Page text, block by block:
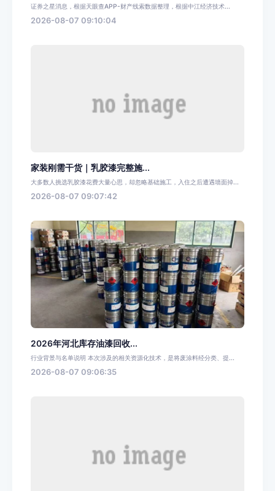
证券之星消息，根据天眼查APP-财产线索数据整理，根据中江经济技术...
2026-08-07 09:10:04
家装刚需干货｜乳胶漆完整施...
大多数人挑选乳胶漆花费大量心思，却忽略基础施工，入住之后遭遇墙面掉...
2026-08-07 09:07:42
2026年河北库存油漆回收...
行业背景与名单说明 本次涉及的相关资源化技术，是将废涂料经分类、提...
2026-08-07 09:06:35